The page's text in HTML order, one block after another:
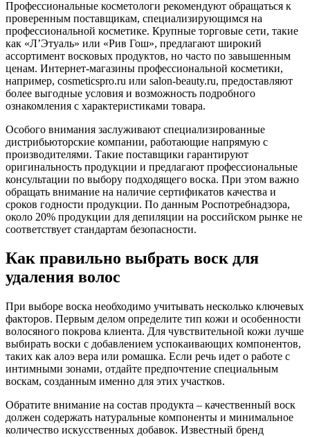
Профессиональные косметологи рекомендуют обращаться к
проверенным поставщикам, специализирующимся на
профессиональной косметике. Крупные торговые сети, такие
как «Л’Этуаль» или «Рив Гош», предлагают широкий
ассортимент восковых продуктов, но часто по завышенным
ценам. Интернет-магазины профессиональной косметики,
например, cosmeticspro.ru или salon-beauty.ru, предоставляют
более выгодные условия и возможность подробного
ознакомления с характеристиками товара.
Особого внимания заслуживают специализированные
дистрибьюторские компании, работающие напрямую с
производителями. Такие поставщики гарантируют
оригинальность продукции и предлагают профессиональные
консультации по выбору подходящего воска. При этом важно
обращать внимание на наличие сертификатов качества и
сроков годности продукции. По данным Роспотребнадзора,
около 20% продукции для депиляции на российском рынке не
соответствует стандартам безопасности.
Как правильно выбрать воск для
удаления волос
При выборе воска необходимо учитывать несколько ключевых
факторов. Первым делом определите тип кожи и особенности
волосяного покрова клиента. Для чувствительной кожи лучше
выбирать воски с добавлением успокаивающих компонентов,
таких как алоэ вера или ромашка. Если речь идет о работе с
интимными зонами, отдайте предпочтение специальным
воскам, созданным именно для этих участков.
Обратите внимание на состав продукта – качественный воск
должен содержать натуральные компоненты и минимальное
количество искусственных добавок. Известный бренд